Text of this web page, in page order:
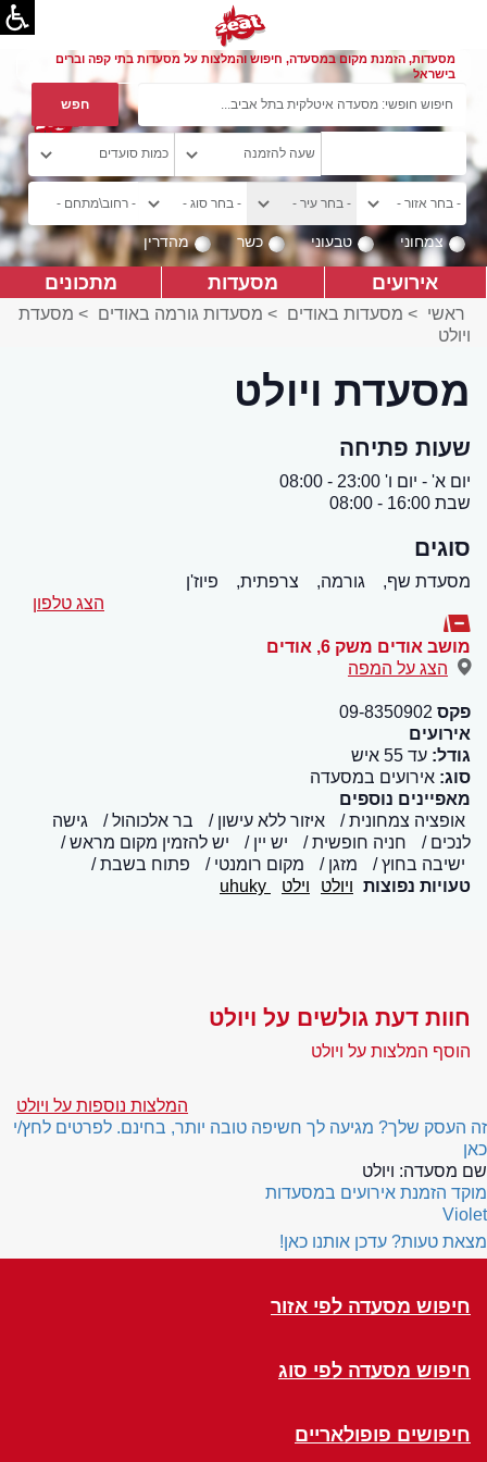
מסעדות, הזמנת מקום במסעדה, חיפוש והמלצות על מסעדות בתי קפה וברים
בישראל
צמחוני טבעוני כשר מהדרין
אירועים מסעדות מתכונים
ראשי > מסעדות באודים > מסעדות גורמה באודים > מסעדת
ויולט
מסעדת ויולט
שעות פתיחה
יום א' - יום ו' 23:00 - 08:00
שבת 16:00 - 08:00
סוגים
מסעדת שף, גורמה, צרפתית,
פיוז'ן
הצג טלפון
מושב אודים משק 6 , אודים
הצג על המפה
פקס 09-8350902
אירועים
גודל: עד 55 איש
סוג: אירועים במסעדה
מאפיינים נוספים
אופציה צמחונית
איזור ללא עישון בר אלכוהול
גישה
לנכים
חניה חופשית יש יין
יש להזמין מקום מראש
ישיבה בחוץ
מזגן מקום רומנטי
פתוח בשבת
טעויות נפוצות ויולט וילט
חוות דעת גולשים על ויולט
הוסף המלצות על ויולט
המלצות נוספות על ויולט
זה העסק שלך? מגיעה לך חשיפה טובה יותר, בחינם. לפרטים לחץ/י
כאן
שם מסעדה: ויולט
מוקד הזמנת אירועים במסעדות
Violet
מצאת טעות? עדכן אותנו כאן!
חיפוש מסעדה לפי אזור
חיפוש מסעדה לפי סוג
חיפושים פופולאריים